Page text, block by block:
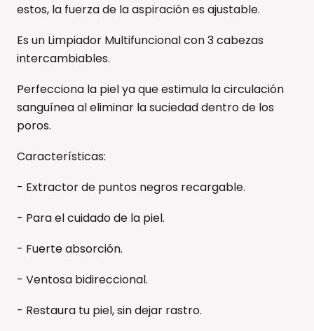
estos, la fuerza de la aspiración es ajustable.
Es un Limpiador Multifuncional con 3 cabezas
intercambiables.
Perfecciona la piel ya que estimula la circulación
sanguínea al eliminar la suciedad dentro de los
poros.
Características:
- Extractor de puntos negros recargable.
- Para el cuidado de la piel.
- Fuerte absorción.
- Ventosa bidireccional.
- Restaura tu piel, sin dejar rastro.